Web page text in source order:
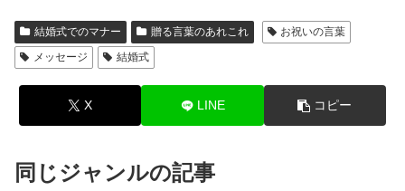
結婚式でのマナー 贈る言葉のあれこれ
お祝いの言葉
メッセージ
結婚式
X LINE コピー
同じジャンルの記事